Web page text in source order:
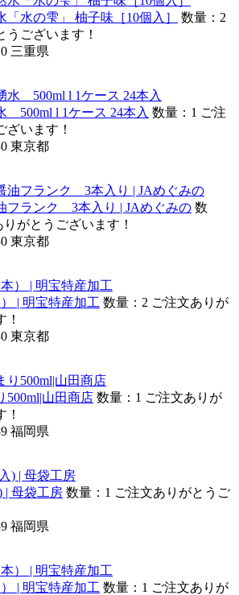
「水の雫」 柚子味［10個入］
数量：2
うございます！
三重県
500ml l 1ケース 24本入 数量：1 ご注
ざいます！
東京都
ランク 3本入り | JAめぐみの 数
りがとうございます！
東京都
| 明宝特産加工 数量：2 ご注文ありが
！
東京都
500ml|山田商店 数量：1 ご注文ありが
！
福岡県
| 母袋工房 数量：1 ご注文ありがとうご
福岡県
| 明宝特産加工 数量：1 ご注文ありが